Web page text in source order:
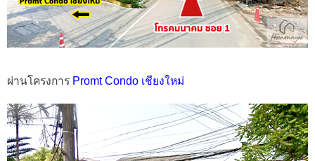
ผ่านโครงการ Promt Condo เชียงใหม่